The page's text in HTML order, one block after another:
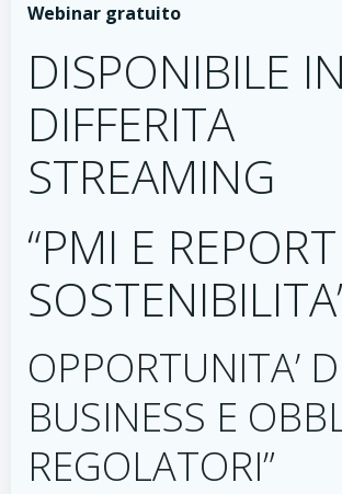
Webinar gratuito
DISPONIBILE IN
DIFFERITA
STREAMING
“PMI E
OPPORTUNITA’
BUSINESS E
REGOLATORI”